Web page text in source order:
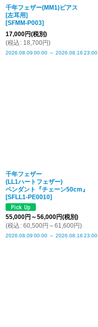
千年フェザー(MM1)ピアス
[左耳用]
[SFMM-P003]
17,000円(税別)
(税込 : 18,700円)
2026.08.09 00:00 ～ 2026.08.16 23:00
千年フェザー
(LL1ハートフェザー)
ペンダント『チェーン50cm』
[SFLL1-PE0010]
55,000円 ～56,000円(税別)
(税込 : 60,500円 ～61,600円)
2026.08.09 00:00 ～ 2026.08.16 23:00